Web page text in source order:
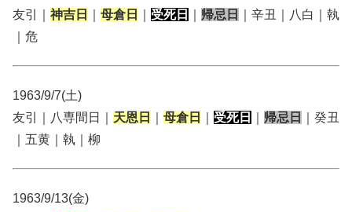
友引｜ 神吉日 母倉日 受死日 帰忌日
｜辛丑｜八白｜執
｜危
1963/9/7(土)
友引｜八専間日｜ 天恩日 母倉日 受死日 帰忌日
｜癸丑
｜五黄｜執｜柳
1963/9/13(金)